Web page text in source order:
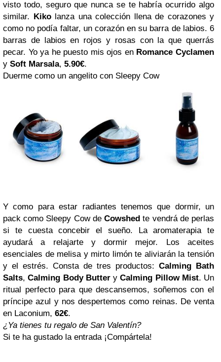
visto todo, seguro que nunca se te habría ocurrido algo
similar. Kikolanza una colección llena de corazones y
como no podía faltar, un corazón en su barra de labios. 6
barras de labios en rojos y rosas con la que querrás
pecar. Yo ya he puesto mis ojos en Romance Cyclamen
y Soft Marsala, 5.90€.
Duerme como un angelito con Sleepy Cow
Y como para estar radiantes tenemos que dormir, un
pack como Sleepy Cow deCowshed te vendrá de perlas
si te cuesta concebir el sueño. La aromaterapia te
ayudará a relajarte y dormir mejor. Los aceites
esenciales de melisa y mirto limón te aliviarán la tensión
y el estrés. Consta de tres productos: Calming Bath
Salts,Calming Body ButteryCalming Pillow Mist. Un
ritual perfecto para que descansemos, soñemos con el
príncipe azul y nos despertemos como reinas. De venta
en Laconium, 62€.
¿Ya tienes tu regalo de San Valentín?
Si te ha gustado la entrada ¡Compártela!